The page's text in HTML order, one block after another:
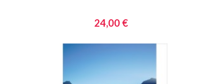
24,00 €